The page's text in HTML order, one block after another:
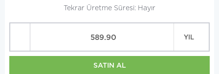
Tekrar Üretme Süresi: Hayır
589.90 YIL
SATIN AL